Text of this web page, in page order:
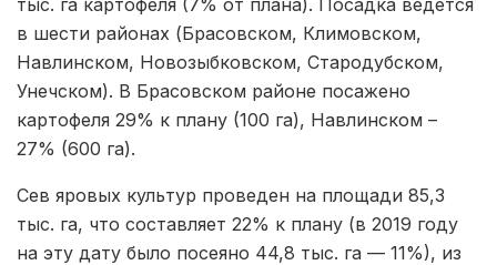
в шести районах (Брасовском, Климовском,
Навлинском, Новозыбковском, Стародубском,
Унечском). В Брасовском районе посажено
картофеля 29% к плану (100 га), Навлинском –
27% (600 га).
Сев яровых культур проведен на площади 85,3
тыс. га, что составляет 22% к плану (в 2019 году
на эту дату было посеяно 44,8 тыс. га — 11%), из